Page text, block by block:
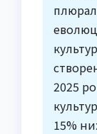
2025
15%